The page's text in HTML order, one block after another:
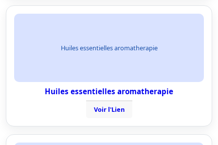
Huiles essentielles aromatherapie
Huiles essentielles aromatherapie
Voir l'Lien